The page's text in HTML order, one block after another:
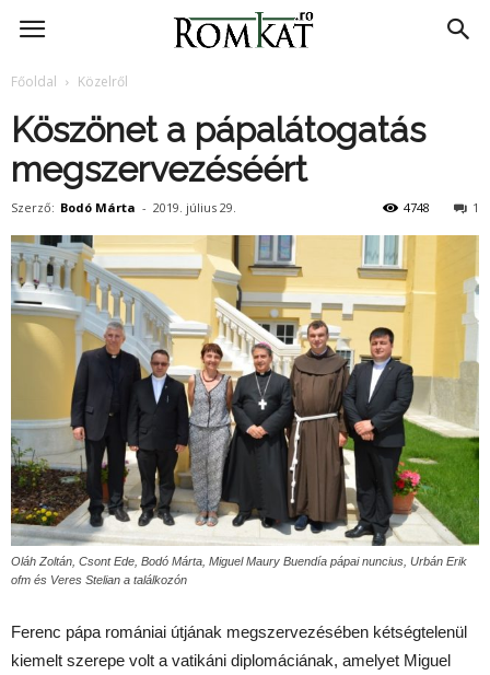
RomKat.ro
Főoldal Közelről
Köszönet a pápalátogatás
megszervezéséért
Szerző: Bodó Márta - 2019. július 29. 1
4748
Oláh Zoltán, Csont Ede, Bodó Márta, Miguel Maury Buendía pápai nuncius, Urbán Erik
ofm és Veres Stelian a találkozón
Ferenc pápa romániai útjának megszervezésében kétségtelenül
kiemelt szerepe volt a vatikáni diplomáciának, amelyet Miguel